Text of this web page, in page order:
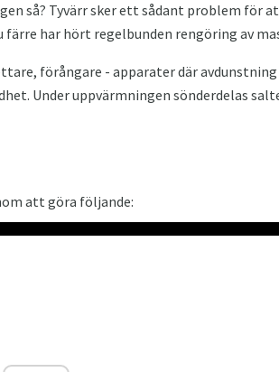
så? Tyvärr sker ett sådant problem för
har hört regelbunden rengöring av
förångare - apparater där
Under uppvärmningen sönderdelas
att göra följande: